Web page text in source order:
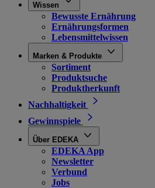
Wissen
Bewusste Ernährung
Ernährungsformen
Lebensmittelwissen
Marken & Produkte
Sortiment
Produktsuche
Produktherkunft
Nachhaltigkeit
Gewinnspiele
Über EDEKA
EDEKA App
Newsletter
Verbund
Jobs